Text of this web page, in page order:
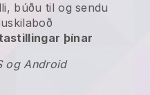
búðu til og sendu
þínar
og Android